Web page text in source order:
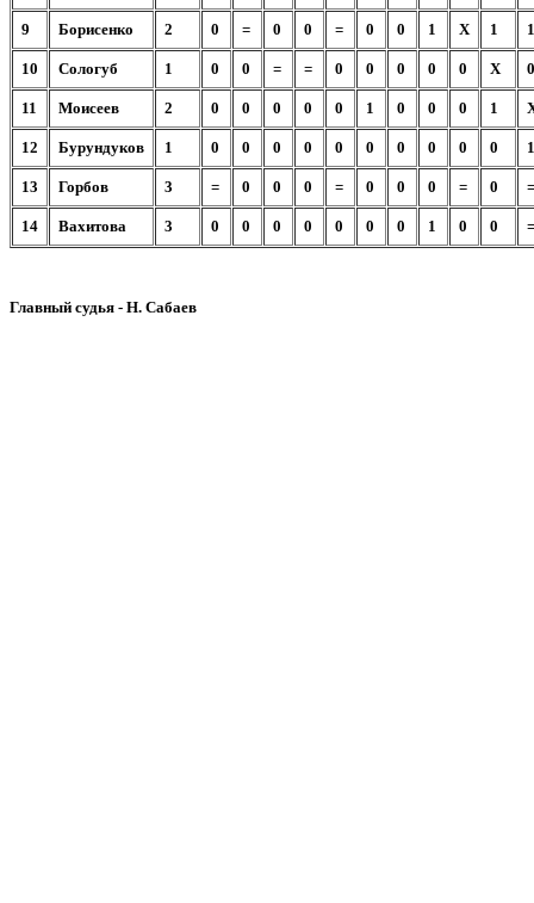
9 Борисенко 2 0 = 0 0 = 0 0 1 X 1 1
10 Сологуб 1 0 0 = = 0 0 0 0 0 X 0
11 Моисеев 2 0 0 0 0 0 1 0 0 0 1
12 Бурундуков 1 0 0 0 0 0 0 0 0 0 0 1
13 Горбов 3 = 0 0 0 = 0 0 0 = 0 =
14 Вахитова 3 0 0 0 0 0 0 0 1 0 0 =
Главный судья - Н. Сабаев